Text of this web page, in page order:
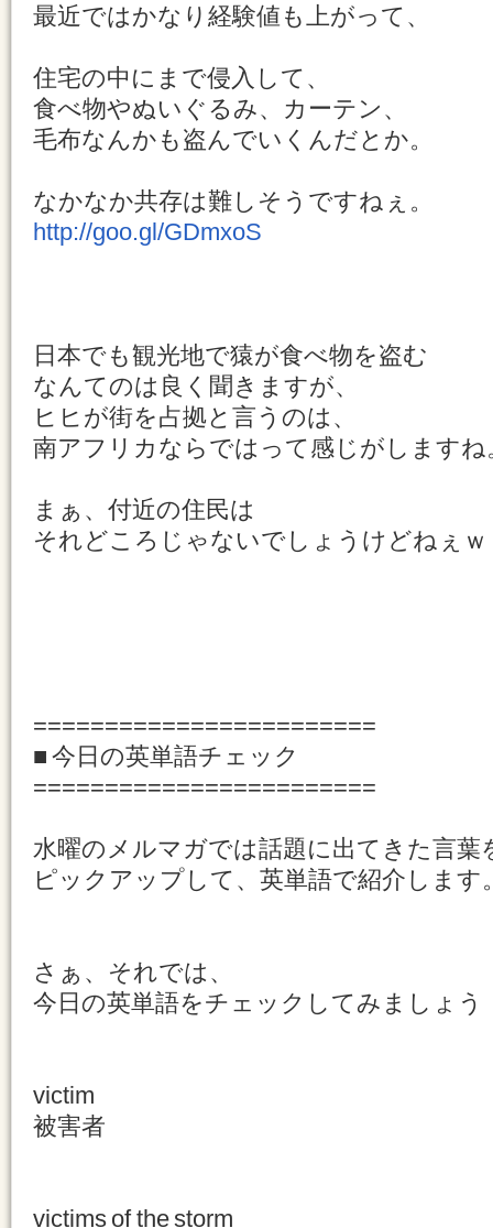
最近ではかなり経験値も上がって、
住宅の中にまで侵入して、
食べ物やぬいぐるみ、カーテン、
毛布なんかも盗んでいくんだとか。
なかなか共存は難しそうですねぇ。
http://goo.gl/GDmxoS
日本でも観光地で猿が食べ物を盗む
なんてのは良く聞きますが、
ヒヒが街を占拠と言うのは、
南アフリカならではって感じがしますね
まぁ、付近の住民は
それどころじゃないでしょうけどねぇｗ
========================
■ 今日の英単語チェック
========================
水曜のメルマガでは話題に出てきた言葉
ピックアップして、英単語で紹介します
さぁ、それでは、
今日の英単語をチェックしてみましょう
victim
被害者
victims of the storm